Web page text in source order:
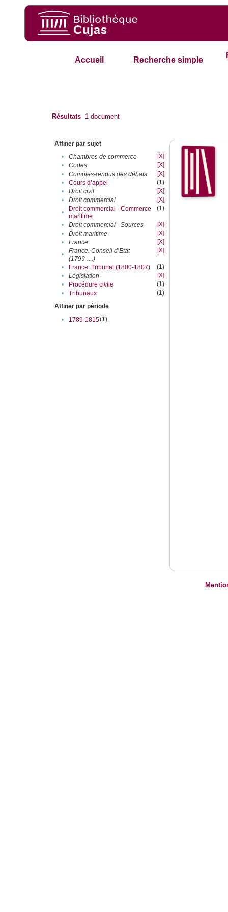
Accueil Recherche simple
Résultats 1 document
Affiner par sujet
•
Chambres de commerce
[X]
•
Codes
[X]
•
Comptes-rendus des débats
[X]
•
Cours d’appel
(1)
•
Droit civil
[X]
•
Droit commercial
[X]
•
Droit commercial - Commerce
maritime
(1)
• Droit commercial - Sources
[X]
•
Droit maritime
[X]
•
France
[X]
•
France. Conseil d’Etat
(1799-....)
[X]
• France. Tribunat (1800-1807)
(1)
•
Législation
[X]
•
Procédure civile
(1)
•
Tribunaux
(1)
Affiner par période
•
1789-1815(1)